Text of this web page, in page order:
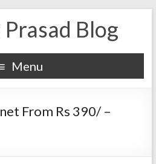
Blog
Menu
From Rs 390/ –